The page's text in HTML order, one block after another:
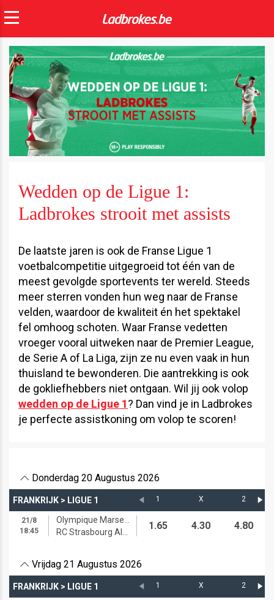
Wedden op de Ligue 1:
Ladbrokes strooit met assists
De laatste jaren is ook de Franse Ligue 1
voetbalcompetitie uitgegroeid tot één van de
meest gevolgde sportevents ter wereld. Steeds
meer sterren vonden hun weg naar de Franse
velden, waardoor de kwaliteit én het spektakel
fel omhoog schoten. Waar Franse vedetten
vroeger vooral uitweken naar de Premier League,
de Serie A of La Liga, zijn ze nu even vaak in hun
thuisland te bewonderen. Die aantrekking is ook
de gokliefhebbers niet ontgaan. Wil jij ook volop
wedden op de Ligue 1? Dan vind je in Ladbrokes
je perfecte assistkoning om volop te scoren!
Donderdag 20 Augustus 2026
FRANKRIJK > LIGUE 1 1 X 2
21/8
18:45
1.65 4.30 4.80
Vrijdag 21 Augustus 2026
FRANKRIJK > LIGUE 1 1 X 2